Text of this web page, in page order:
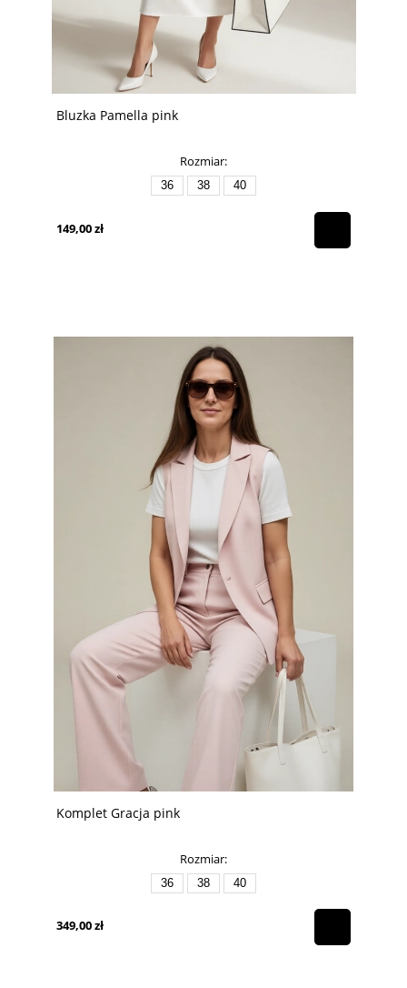
Bluzka Pamella pink
Rozmiar:
36 38 40
149,00 zł
Komplet Gracja pink
Rozmiar:
36 38 40
349,00 zł